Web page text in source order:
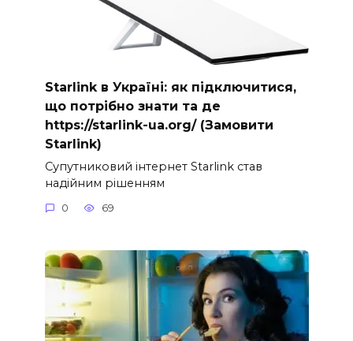
Starlink в Україні: як підключитися,
що потрібно знати та де
https://starlink-ua.org/ (Замовити
Starlink)
Супутниковий інтернет Starlink став
надійним рішенням
0 69